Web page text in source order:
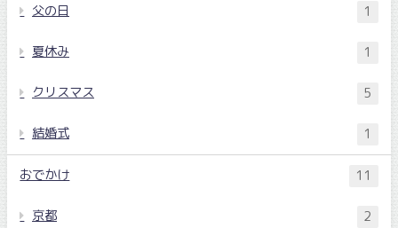
父の日 1
夏休み 1
クリスマス 5
結婚式 1
おでかけ 11
京都 2